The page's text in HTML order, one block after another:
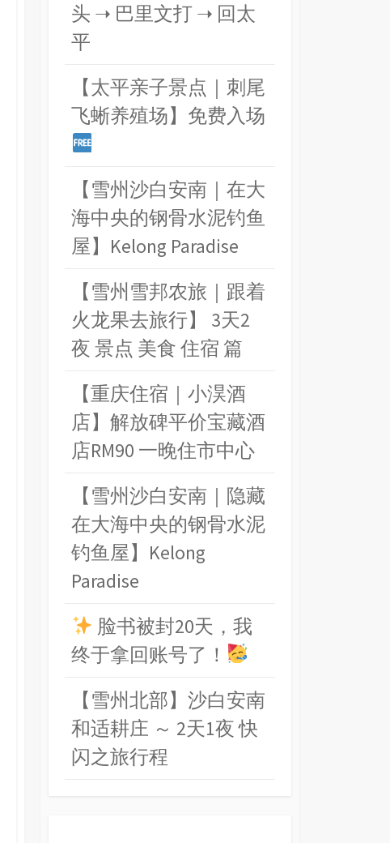
头 ➝ 巴里文打 ➝ 回太
平
【太平亲子景点｜刺尾
飞蜥养殖场】免费入场
【雪州沙白安南｜在大
海中央的钢骨水泥钓鱼
屋】Kelong Paradise
【雪州雪邦农旅｜跟着
火龙果去旅行】 3天2
夜 景点 美食 住宿 篇
【重庆住宿｜小淏酒
店】解放碑平价宝藏酒
店RM90 一晚住市中心
【雪州沙白安南｜隐藏
在大海中央的钢骨水泥
钓鱼屋】Kelong
Paradise
脸书被封20天，我
终于拿回账号了！
【雪州北部】沙白安南
和适耕庄 ～ 2天1夜 快
闪之旅行程